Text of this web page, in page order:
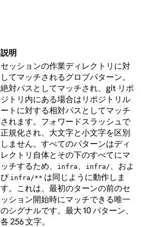
説明
セッションの作業ディレクトリに対
してマッチされるグロブパターン。
絶対パスとしてマッチされ、git リポ
ジトリ内にある場合はリポジトリル
ートに対する相対パスとしてマッチ
されます。フォワードスラッシュで
正規化され、大文字と小文字を区別
しません。すべてのパターンはディ
レクトリ自体とその下のすべてにマ
ッチするため、
infra infra/
、およ
び infra/** は同じように動作しま
す。これは、最初のターンの前のセ
ッション開始時にマッチできる唯一
のシグナルです。最大 10 パターン、
各 256 文字。